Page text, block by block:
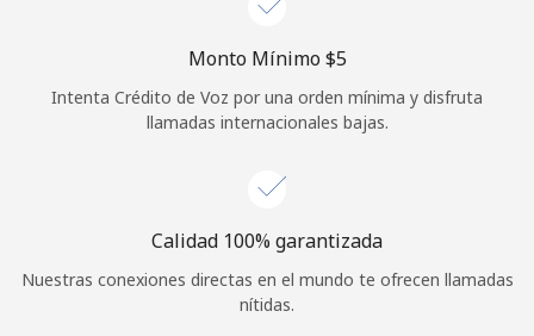
Monto Mínimo ⁦$5⁩
Intenta Crédito de Voz por una orden mínima y disfruta
llamadas internacionales bajas.
Calidad 100% garantizada
Nuestras conexiones directas en el mundo te ofrecen llamadas
nítidas.